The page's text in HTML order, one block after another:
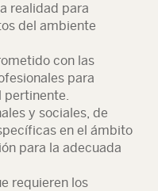
realidad para
del ambiente
con las
para
pertinente.
y sociales, de
en el ámbito
para la adecuada
requieren los